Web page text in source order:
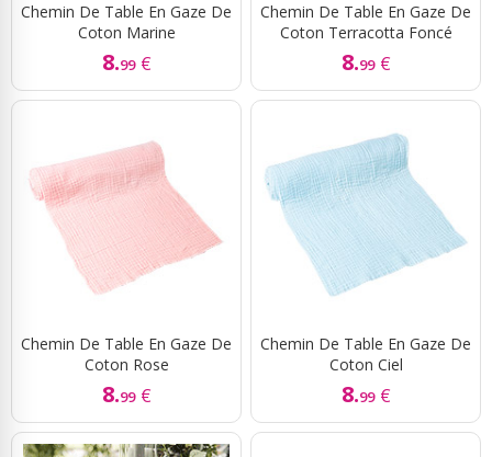
Chemin De Table En Gaze De
Coton Marine
8.99 €
Chemin De Table En Gaze De
Coton Terracotta Foncé
8.99 €
Chemin De Table En Gaze De
Coton Rose
8.99 €
Chemin De Table En Gaze De
Coton Ciel
8.99 €